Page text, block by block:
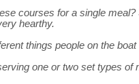
courses for a single
hearthy.
things people on the boat
one or two set types of